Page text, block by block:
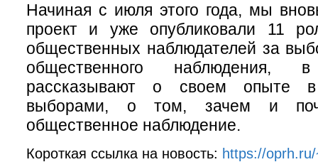
Начиная с июля этого года, мы
проект и уже опубликовали 11
общественных наблюдателей за
общественного
рассказывают о своем опыте
выборами, о том, зачем и
общественное наблюдение.
Короткая ссылка на новость: https://